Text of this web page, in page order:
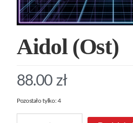
Aidol (Ost)
88.00 zł
Pozostało tylko: 4